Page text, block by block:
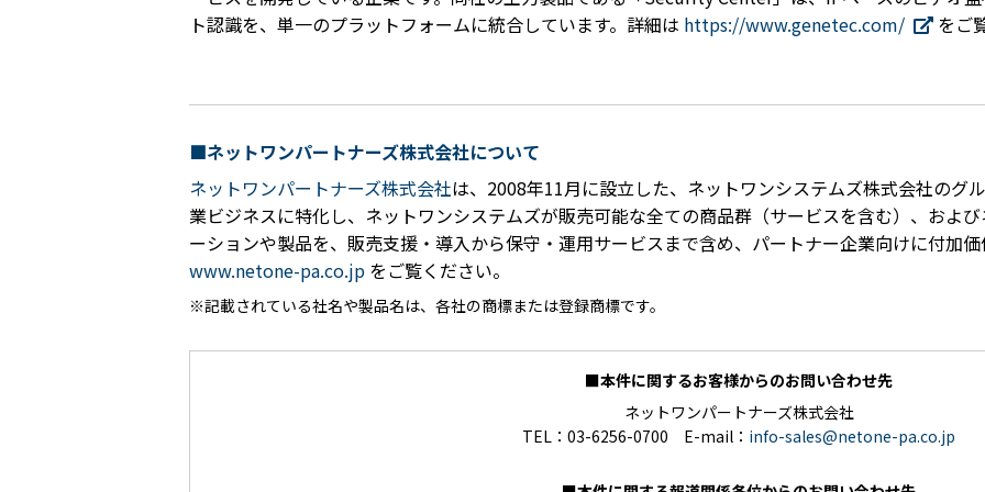
ト認識を、単一のプラットフォームに統合しています。詳細は https://www.genetec.com/ をご
■ネットワンパートナーズ株式会社について
ネットワンパートナーズ株式会社は、2008年11月に設立した、ネットワンシステムズ株式会社のグ
業ビジネスに特化し、ネットワンシステムズが販売可能な全ての商品群（サービスを含む）、およ
ーションや製品を、販売支援・導入から保守・運用サービスまで含め、パートナー企業向けに付加
www.netone-pa.co.jp をご覧ください。
記載されている社名や製品名は、各社の商標または登録商標です。
■本件に関するお客様からのお問い合わせ先
ネットワンパートナーズ株式会社
TEL：03-6256-0700 E-mail： info-sales@netone-pa.co.jp